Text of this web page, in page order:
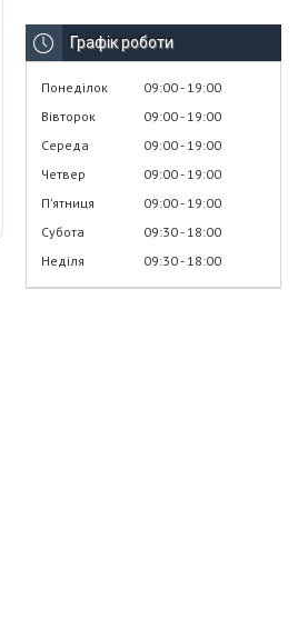
Графік роботи
Понеділок 09:00 19:00
Вівторок
09:00 19:00
Середа
09:00 19:00
Четвер
09:00 19:00
Пʼятниця
09:00 19:00
Субота
09:30 18:00
Неділя
09:30 18:00